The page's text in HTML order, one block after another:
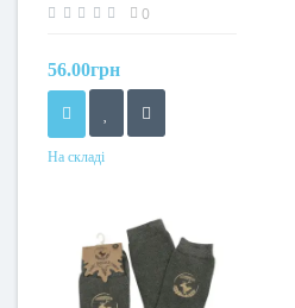
ШЛКг-1/44-46 0
56.00грн
На складі